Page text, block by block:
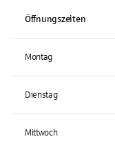
Öffnungszeiten
Montag
Dienstag
Mittwoch